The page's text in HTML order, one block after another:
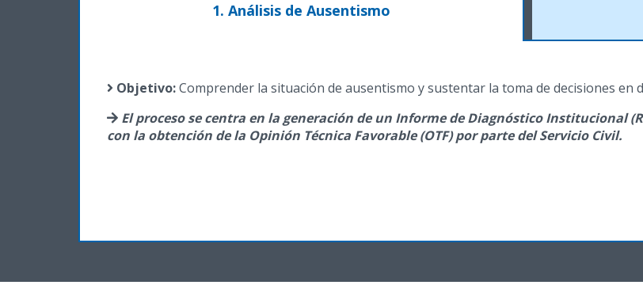
1. Análisis de Ausentismo
Objetivo:Comprender la situación de ausentismo y sustentar la toma de decisiones en
El proceso se centra en la generación de un Informe de Diagnóstico Institucional
con la obtención de la Opinión Técnica Favorable (OTF) por parte del Servicio Civil.